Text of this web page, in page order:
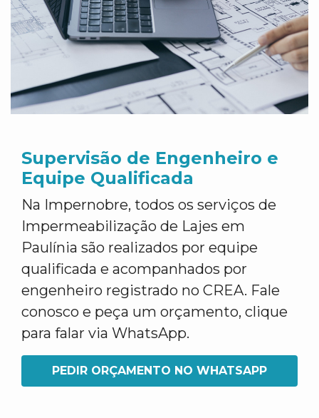
Supervisão de Engenheiro e
Equipe Qualificada
Na Impernobre, todos os serviços de
Impermeabilização de Lajes em
Paulínia são realizados por equipe
qualificada e acompanhados por
engenheiro registrado no CREA. Fale
conosco e peça um orçamento, clique
para falar via WhatsApp.
PEDIR ORÇAMENTO NO WHATSAPP